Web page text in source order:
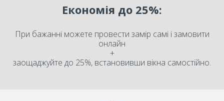
Економія до 25%:
При бажанні можете провести замір самі і замовити
онлайн
+
заощаджуйте до 25%, встановивши вікна самостійно.